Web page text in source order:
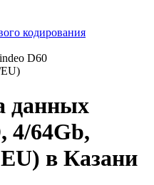
кодирования
D60
данных
4/64Gb,
в Казани